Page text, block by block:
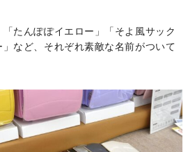
「たんぽぽイエロー」「そよ風サック
など、それぞれ素敵な名前がついて